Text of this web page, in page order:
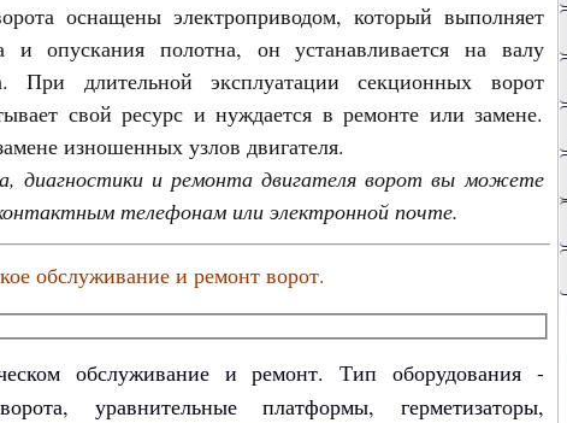
оснащены электроприводом, который выполняет
и опускания полотна, он устанавливается на валу
При длительной эксплуатации секционных ворот
свой ресурс и нуждается в ремонте или замене.
изношенных узлов двигателя.
диагностики и ремонта двигателя ворот вы можете
телефонам или электронной почте.
обслуживание и ремонт ворот.
обслуживание и ремонт. Тип оборудования -
уравнительные платформы, герметизаторы,